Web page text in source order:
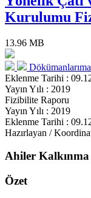
Kurulumu
13.96 MB
Eklenme Tarihi :
Yayın Yılı : 2019
Fizibilite Raporu
Yayın Yılı : 2019
Eklenme Tarihi :
Hazırlayan /
Ahiler Kalkınma
Özet